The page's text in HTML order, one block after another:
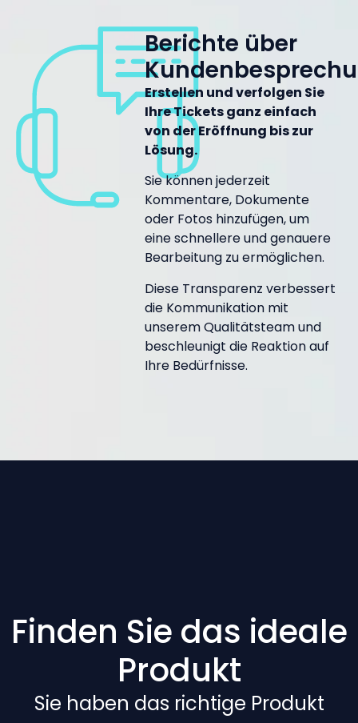
Berichte über
Erstellen und verfolgen Sie
Ihre Tickets ganz einfach
von der Eröffnung bis zur
Lösung.
Sie können jederzeit
Kommentare, Dokumente
oder Fotos hinzufügen, um
eine schnellere und genauere
Bearbeitung zu ermöglichen.
Diese Transparenz verbessert
die Kommunikation mit
unserem Qualitätsteam und
beschleunigt die Reaktion auf
Ihre Bedürfnisse.
Finden Sie das ideale
Produkt
Sie haben das richtige Produkt